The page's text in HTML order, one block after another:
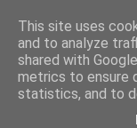
This site uses
and to analyze
shared with
metrics to ensure
statistics, and to